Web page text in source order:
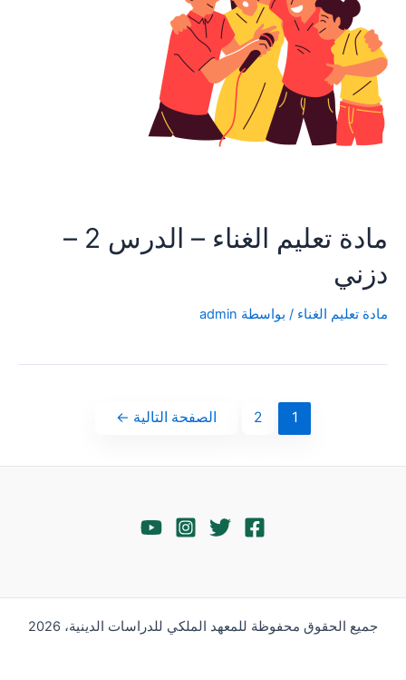
مادة تعليم الغناء – الدرس 2 –
دزني
مادة تعليم الغناء / بواسطة admin
1
2 الصفحة التالية ←
جميع الحقوق محفوظة للمعهد الملكي للدراسات الدينية، 2026